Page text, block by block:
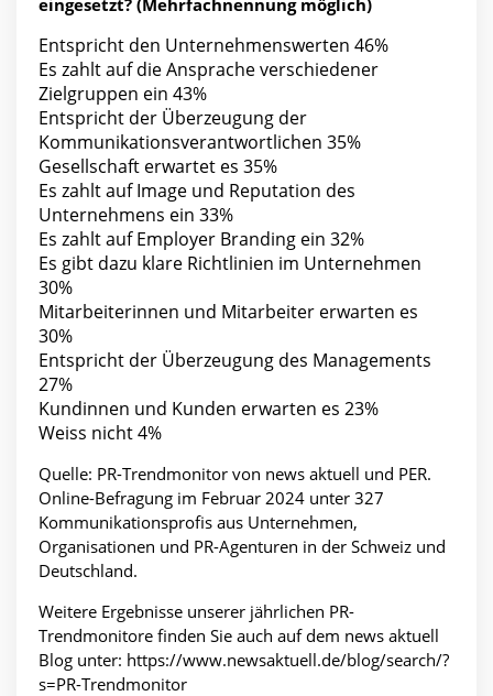
Entspricht den Unternehmenswerten 46%
Es zahlt auf die Ansprache verschiedener
Zielgruppen ein 43%
Entspricht der Überzeugung der
Kommunikationsverantwortlichen 35%
Gesellschaft erwartet es 35%
Es zahlt auf Image und Reputation des
Unternehmens ein 33%
Es zahlt auf Employer Branding ein 32%
Es gibt dazu klare Richtlinien im Unternehmen
30%
Mitarbeiterinnen und Mitarbeiter erwarten es
30%
Entspricht der Überzeugung des Managements
27%
Kundinnen und Kunden erwarten es 23%
Weiss nicht 4%
Quelle: PR-Trendmonitor von news aktuell und PER.
Online-Befragung im Februar 2024 unter 327
Kommunikationsprofis aus Unternehmen,
Organisationen und PR-Agenturen in der Schweiz und
Deutschland.
Weitere Ergebnisse unserer jährlichen PR-
Trendmonitore finden Sie auch auf dem news aktuell
Blog unter: https://www.newsaktuell.de/blog/search/?
s=PR-Trendmonitor